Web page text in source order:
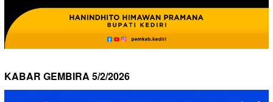
KABAR GEMBIRA 5/2/2026